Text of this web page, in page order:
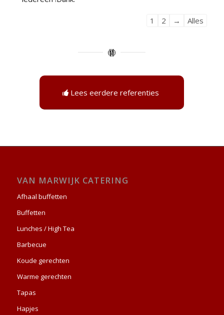
Navigatie
1 2 → Alles
Lees eerdere referenties
VAN MARWIJK CATERING
Afhaal buffetten
Buffetten
Lunches / High Tea
Barbecue
Koude gerechten
Warme gerechten
Tapas
Hapjes